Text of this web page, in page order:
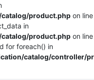
product.php on line
in
product.php on line
for foreach() in
catalog/controller/